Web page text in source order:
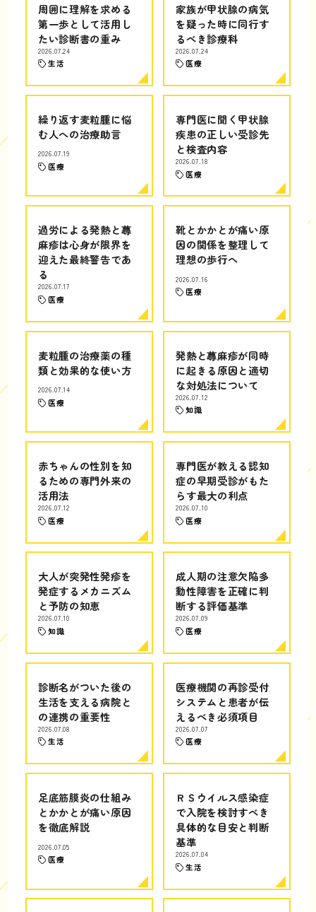
周囲に理解を求める
第一歩として活用し
たい診断書の重み
2026.07.24
生活
家族が甲状腺の病気
を疑った時に同行す
るべき診療科
2026.07.24
医療
繰り返す麦粒腫に悩
む人への治療助言
2026.07.19
医療
専門医に聞く甲状腺
疾患の正しい受診先
と検査内容
2026.07.18
医療
過労による発熱と蕁
麻疹は心身が限界を
迎えた最終警告であ
る
2026.07.17
医療
靴とかかとが痛い原
因の関係を整理して
理想の歩行へ
2026.07.16
医療
麦粒腫の治療薬の種
類と効果的な使い方
2026.07.14
医療
発熱と蕁麻疹が同時
に起きる原因と適切
な対処法について
2026.07.12
知識
赤ちゃんの性別を知
るための専門外来の
活用法
2026.07.12
医療
専門医が教える認知
症の早期受診がもた
らす最大の利点
2026.07.10
医療
大人が突発性発疹を
発症するメカニズム
と予防の知恵
2026.07.10
知識
成人期の注意欠陥多
動性障害を正確に判
断する評価基準
2026.07.09
医療
診断名がついた後の
生活を支える病院と
の連携の重要性
2026.07.08
生活
医療機関の再診受付
システムと患者が伝
えるべき必須項目
2026.07.07
医療
足底筋膜炎の仕組み
とかかとが痛い原因
を徹底解説
2026.07.05
医療
ＲＳウイルス感染症
で入院を検討すべき
具体的な目安と判断
基準
2026.07.04
生活